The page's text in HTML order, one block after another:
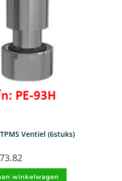
Ventiel (6stuks)
winkelwagen